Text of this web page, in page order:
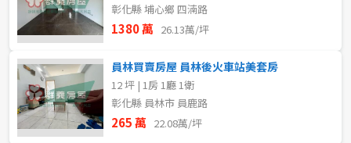
彰化縣 埔心鄉 四湳路
1380 萬 26.13萬/坪
員林買賣房屋 員林後火車站美套房
12 坪 | 1房 1廳 1衛
彰化縣 員林市 員鹿路
265 萬 22.08萬/坪